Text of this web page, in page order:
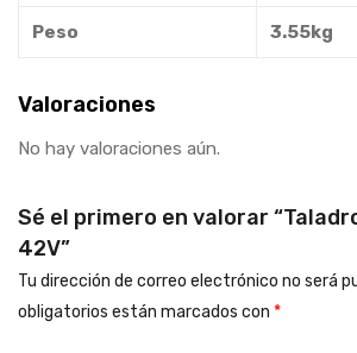
Peso 3.55kg
Valoraciones
No hay valoraciones aún.
Sé el primero en valorar
42V”
Tu dirección de correo electrónico no será
obligatorios están marcados con *